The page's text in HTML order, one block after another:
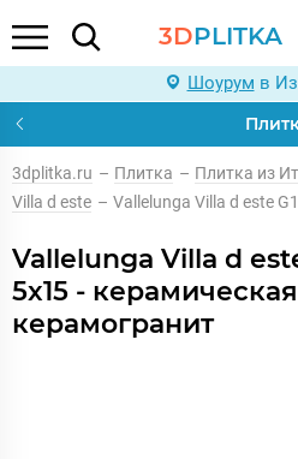
3DPLITKA
Шоурум в
3dplitka.ru – Плитка – Плитка из
Villa d este – Vallelunga Villa d este
Vallelunga Villa d
5x15 -
керамогранит